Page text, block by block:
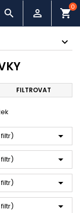
  shopping_cart
0
FILTROVAT



